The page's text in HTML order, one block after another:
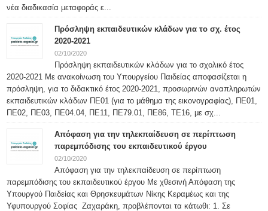
νέα διαδικασία μεταφοράς ε...
Πρόσληψη εκπαιδευτικών κλάδων για το σχ. έτος
2020-2021
02/10/2020
Πρόσληψη εκπαιδευτικών κλάδων για το σχολικό έτος
2020-2021 Με ανακοίνωση του Υπουργείου Παιδείας αποφασίζεται η
πρόσληψη, για το διδακτικό έτος 2020-2021, προσωρινών αναπληρωτών
εκπαιδευτικών κλάδων ΠΕ01 (για το μάθημα της εικονογραφίας), ΠΕ01,
ΠΕ02, ΠΕ03, ΠΕ04.04, ΠΕ11, ΠΕ79.01, ΠΕ86, ΤΕ16, με σχ...
Απόφαση για την τηλεκπαίδευση σε περίπτωση
παρεμπόδισης του εκπαιδευτικού έργου
02/10/2020
Απόφαση για την τηλεκπαίδευση σε περίπτωση
παρεμπόδισης του εκπαιδευτικού έργου Με χθεσινή Απόφαση της
Υπουργού Παιδείας και Θρησκευμάτων Νίκης Κεραμέως και της
Υφυπουργού Σοφίας Ζαχαράκη, προβλέπονται τα κάτωθι: 1. Σε